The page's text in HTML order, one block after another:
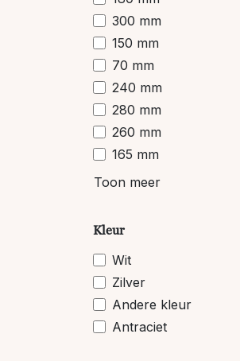
300 mm
150 mm
70 mm
240 mm
280 mm
260 mm
165 mm
Toon meer
Kleur
Wit
Zilver
Andere kleur
Antraciet